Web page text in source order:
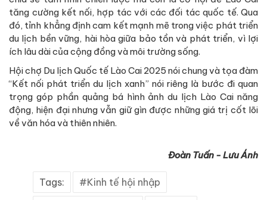
tăng cường kết nối, hợp tác với các đối tác quốc tế. Qua
đó, tỉnh khẳng định cam kết mạnh mẽ trong việc phát triển
du lịch bền vững, hài hòa giữa bảo tồn và phát triển, vì lợi
ích lâu dài của cộng đồng và môi trường sống.
Hội chợ Du lịch Quốc tế Lào Cai 2025 nói chung và tọa đàm
“Kết nối phát triển du lịch xanh” nói riêng là bước đi quan
trọng góp phần quảng bá hình ảnh du lịch Lào Cai năng
động, hiện đại nhưng vẫn giữ gìn được những giá trị cốt lõi
về văn hóa và thiên nhiên.
Đoàn Tuấn - Lưu Ánh
Tags: Kinh tế hội nhập